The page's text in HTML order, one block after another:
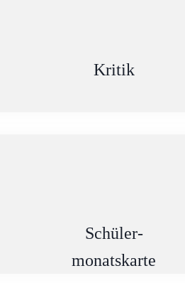
Kritik
Schüler-
monatskarte